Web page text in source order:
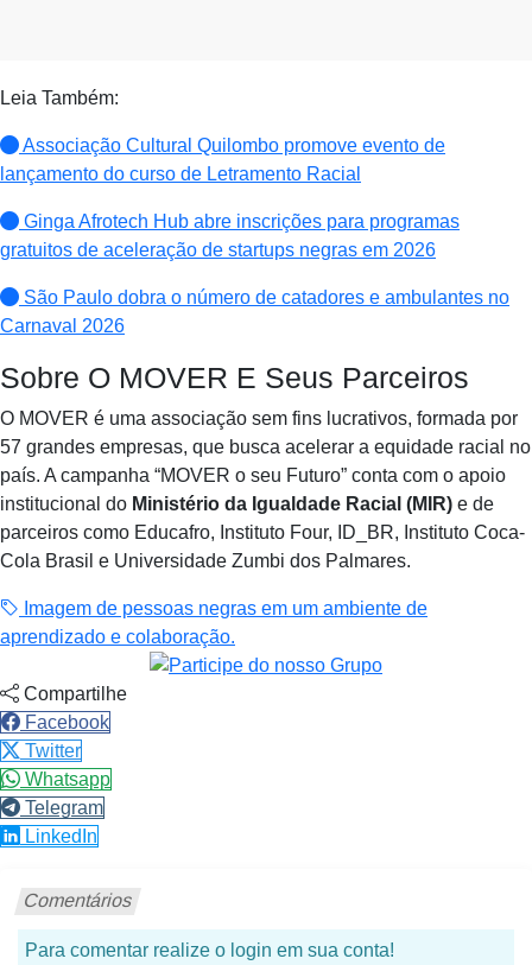
Leia Também:
Associação Cultural Quilombo promove evento de
lançamento do curso de Letramento Racial
Ginga Afrotech Hub abre inscrições para programas
gratuitos de aceleração de startups negras em 2026
São Paulo dobra o número de catadores e ambulantes no
Carnaval 2026
Sobre O MOVER E Seus Parceiros
O MOVER é uma associação sem fins lucrativos, formada por
57 grandes empresas, que busca acelerar a equidade racial no
país. A campanha “MOVER o seu Futuro” conta com o apoio
institucional do Ministério da Igualdade Racial (MIR) e de
parceiros como Educafro, Instituto Four, ID_BR, Instituto Coca-
Cola Brasil e Universidade Zumbi dos Palmares.
Imagem de pessoas negras em um ambiente de
aprendizado e colaboração.
Compartilhe
Facebook
Twitter
Whatsapp
Telegram
LinkedIn
Comentários
Para comentar realize o login em sua conta!